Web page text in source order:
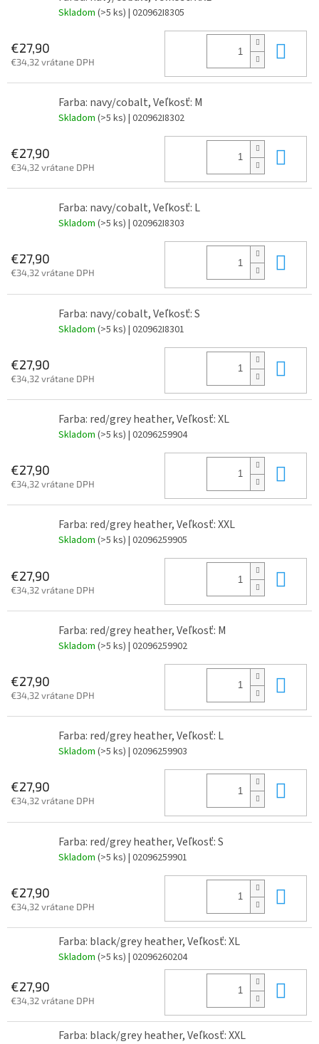
Skladom (>5 ks) | 020962I8305
€27,90
€34,32 vrátane DPH
Farba: navy/cobalt, Veľkosť: M
Skladom (>5 ks) | 020962I8302
€27,90
€34,32 vrátane DPH
Farba: navy/cobalt, Veľkosť: L
Skladom (>5 ks) | 020962I8303
€27,90
€34,32 vrátane DPH
Farba: navy/cobalt, Veľkosť: S
Skladom (>5 ks) | 020962I8301
€27,90
€34,32 vrátane DPH
Farba: red/grey heather, Veľkosť: XL
Skladom (>5 ks) | 02096259904
€27,90
€34,32 vrátane DPH
Farba: red/grey heather, Veľkosť: XXL
Skladom (>5 ks) | 02096259905
€27,90
€34,32 vrátane DPH
Farba: red/grey heather, Veľkosť: M
Skladom (>5 ks) | 02096259902
€27,90
€34,32 vrátane DPH
Farba: red/grey heather, Veľkosť: L
Skladom (>5 ks) | 02096259903
€27,90
€34,32 vrátane DPH
Farba: red/grey heather, Veľkosť: S
Skladom (>5 ks) | 02096259901
€27,90
€34,32 vrátane DPH
Farba: black/grey heather, Veľkosť: XL
Skladom (>5 ks) | 02096260204
€27,90
€34,32 vrátane DPH
Farba: black/grey heather, Veľkosť: XXL